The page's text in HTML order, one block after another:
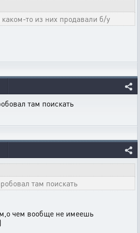
то из них продавали б/у
там поискать
там поискать
чем вообще не имеешь